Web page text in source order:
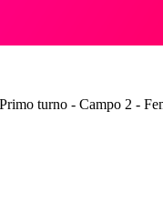
turno - Campo 2 -